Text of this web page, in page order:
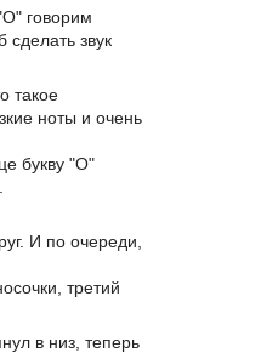
говорим
сделать звук
такое
ноты и очень
букву "О"
И по очереди,
третий
в низ, теперь